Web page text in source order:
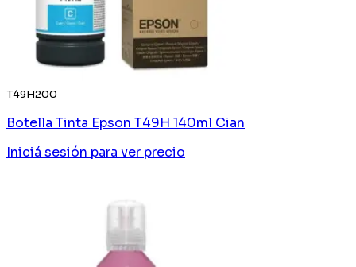
T49H200
Botella Tinta Epson T49H 140ml Cian
Iniciá sesión para ver precio